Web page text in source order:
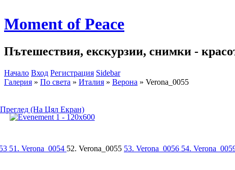
Moment of Peace
Пътешествия, екскурзии, снимки -
Начало Вход Регистрация Sidebar
Галерия » По света » Италия » Верона » Verona_0055
Преглед (На Цял Екран)
51. Verona_0054 52. Verona_0055 53. Verona_0056 54.